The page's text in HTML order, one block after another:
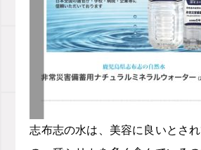
志布志の水は、美容に良いとさ